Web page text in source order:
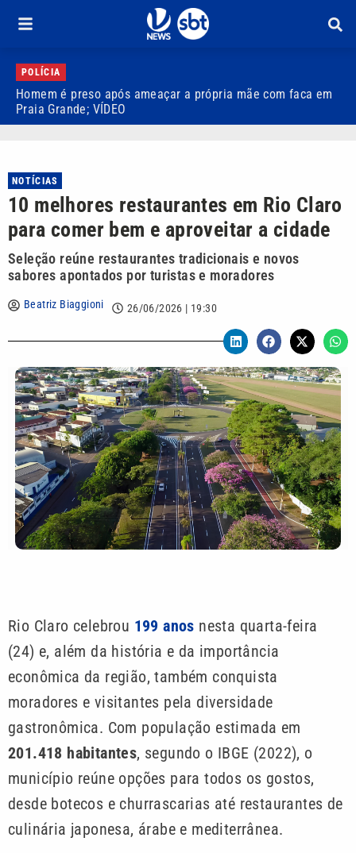
POLÍCIA
Homem é preso após ameaçar a própria mãe com faca em
Praia Grande; VÍDEO
NOTÍCIAS
10 melhores restaurantes em Rio Claro
para comer bem e aproveitar a cidade
Seleção reúne restaurantes tradicionais e novos
sabores apontados por turistas e moradores
Beatriz Biaggioni 26/06/2026 | 19:30
Rio Claro celebrou 199 anos nesta quarta-feira
(24) e, além da história e da importância
econômica da região, também conquista
moradores e visitantes pela diversidade
gastronômica. Com população estimada em
201.418 habitantes, segundo o IBGE (2022), o
município reúne opções para todos os gostos,
desde botecos e churrascarias até restaurantes de
culinária japonesa, árabe e mediterrânea.